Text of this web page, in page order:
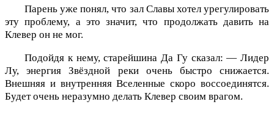
Парень уже понял, что зал Славы хотел урегулировать
эту проблему, а это значит, что продолжать давить на
Клевер он не мог.
Подойдя к нему, старейшина Да Гу сказал: — Лидер
Лу, энергия Звёздной реки очень быстро снижается.
Внешняя и внутренняя Вселенные скоро воссоединятся.
Будет очень неразумно делать Клевер своим врагом.